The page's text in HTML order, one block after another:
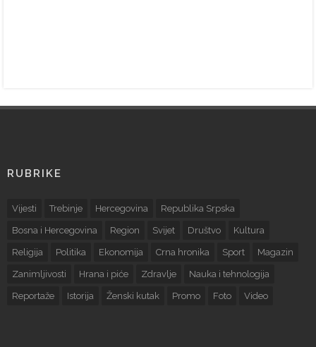
RUBRIKE
Vijesti Trebinje Hercegovina Republika Srpska
Bosna i Hercegovina Region Svijet Društvo Kultura
Religija Politika Ekonomija Crna hronika Sport Magazin
Zanimljivosti Hrana i piće Zdravlje Nauka i tehnologija
Reportaže Istorija Ženski kutak Promo Foto Video